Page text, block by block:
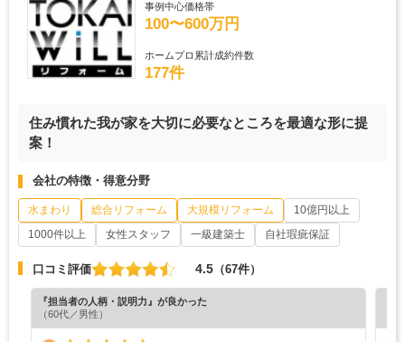
事例中心価格帯
100〜600万円
ホームプロ累計成約件数
177件
住み慣れた我が家を大切に必要なところを最適な形に提
案！
会社の特徴・得意分野
水まわり 総合リフォーム 大規模リフォーム
10億円以上
1000件以上
女性スタッフ 一級建築士 自社瑕疵保証
口コミ評価 4.5 （67件）
『担当者の人柄・説明力』が良かった
（60代／男性）